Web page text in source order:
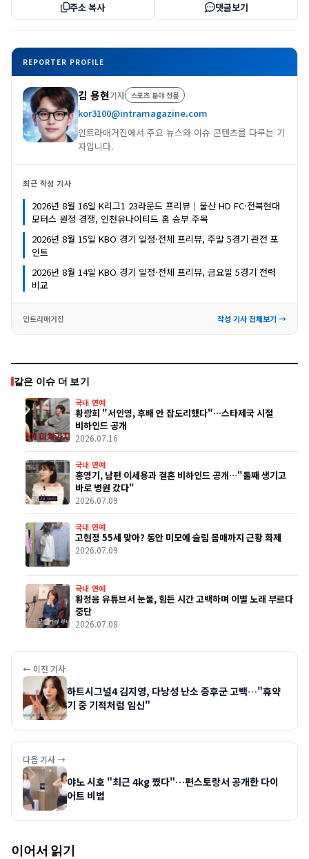
주소 복사 댓글보기
REPORTER PROFILE
김 용현기자 스포츠 분야 전문
kor3100@intramagazine.com
인트라매거진에서 주요 뉴스와 이슈 콘텐츠를 다루는 기
자입니다.
최근 작성 기사
2026년 8월 16일 K리그1 23라운드 프리뷰｜울산 HD FC·전북현대
모터스 원정 경쟁, 인천유나이티드 홈 승부 주목
2026년 8월 15일 KBO 경기 일정·전체 프리뷰, 주말 5경기 관전 포
인트
2026년 8월 14일 KBO 경기 일정·전체 프리뷰, 금요일 5경기 전력
비교
인트라매거진 작성 기사 전체보기 →
같은 이슈 더 보기
국내 연예
황광희 "서인영, 후배 안 잡도리했다"…스타제국 시절
비하인드 공개
2026.07.16
국내 연예
홍영기, 남편 이세용과 결혼 비하인드 공개…"둘째 생기고
바로 병원 갔다"
2026.07.09
국내 연예
고현정 55세 맞아? 동안 미모에 슬림 몸매까지 근황 화제
2026.07.09
국내 연예
황정음 유튜브서 눈물, 힘든 시간 고백하며 이별 노래 부르다
중단
2026.07.08
← 이전 기사
하트시그널4 김지영, 다낭성 난소 증후군 고백…"휴약
기 중 기적처럼 임신"
다음 기사 →
야노 시호 "최근 4kg 쪘다"…편스토랑서 공개한 다이
어트 비법
이어서 읽기